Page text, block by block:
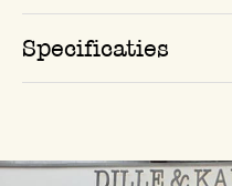
Specificaties